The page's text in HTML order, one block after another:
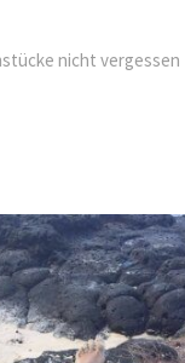
nicht vergessen